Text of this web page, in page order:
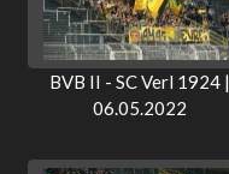
BVB II - SC Verl 1924 |
06.05.2022